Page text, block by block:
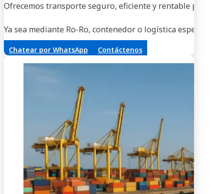
Ofrecemos transporte seguro, eficiente y rentable para
Ya sea mediante Ro-Ro, contenedor o logística
Chatear por WhatsApp Contáctenos